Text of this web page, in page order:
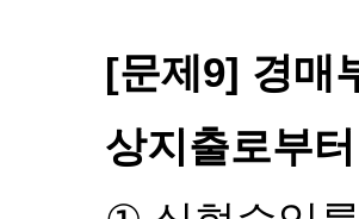
[문제 9] 경매
상지출로부